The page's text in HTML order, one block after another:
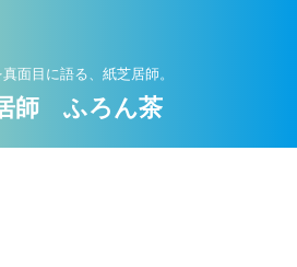
面目に語る、紙芝居師。
師 ふろん茶